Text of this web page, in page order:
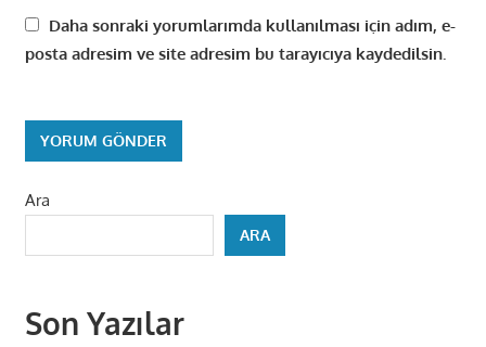
Daha sonraki yorumlarımda kullanılması için adım, e-
posta adresim ve site adresim bu tarayıcıya kaydedilsin.
Ara
ARA
Son Yazılar